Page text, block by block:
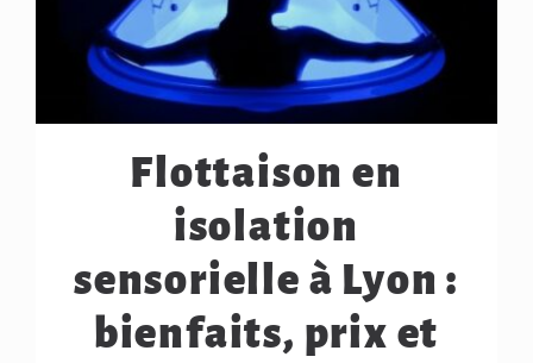
Flottaison en
isolation
sensorielle à Lyon :
bienfaits, prix et